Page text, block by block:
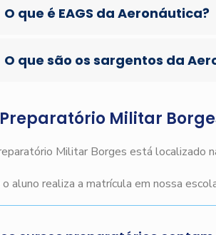
O que é EAGS da Aeronáutica?
O que são os sargentos da
Militar
Militar Borges está localizado
aluno realiza a matrícula em nossa